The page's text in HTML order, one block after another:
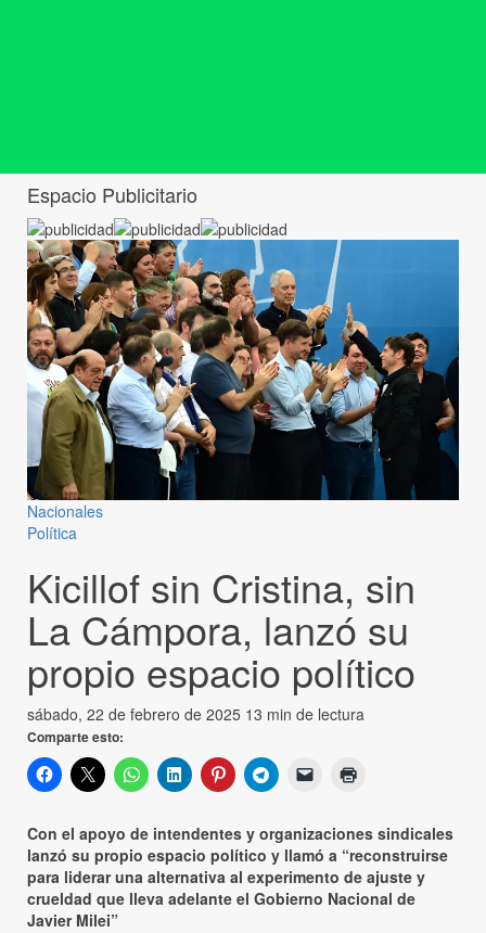
Espacio Publicitario
Nacionales
Política
Kicillof sin Cristina, sin
La Cámpora, lanzó su
propio espacio político
sábado, 22 de febrero de 2025 13 min de lectura
Comparte esto:
Con el apoyo de intendentes y organizaciones sindicales
lanzó su propio espacio político y llamó a “reconstruirse
para liderar una alternativa al experimento de ajuste y
crueldad que lleva adelante el Gobierno Nacional de
Javier Milei”